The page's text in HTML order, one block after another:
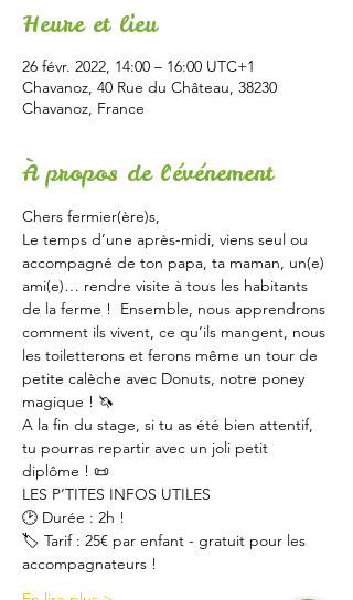
Heure et lieu
26 févr. 2022, 14:00 – 16:00 UTC+1
Chavanoz, 40 Rue du Château, 38230
Chavanoz, France
À propos de l'événement
Chers fermier(ère)s,
Le temps d’une après-midi, viens seul ou
accompagné de ton papa, ta maman, un(e)
ami(e)… rendre visite à tous les habitants
de la ferme !  Ensemble, nous apprendrons
comment ils vivent, ce qu’ils mangent, nous
les toiletterons et ferons même un tour de
petite calèche avec Donuts, notre poney
magique ! 🦄
A la fin du stage, si tu as été bien attentif,
tu pourras repartir avec un joli petit
diplôme ! 📜
LES P’TITES INFOS UTILES
🕑 Durée : 2h !
🏷 Tarif : 25€ par enfant - gratuit pour les
accompagnateurs !